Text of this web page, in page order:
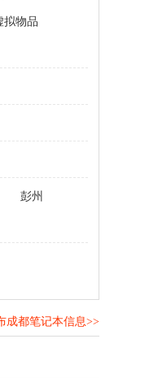
拟物品
彭州
成都笔记本信息>>